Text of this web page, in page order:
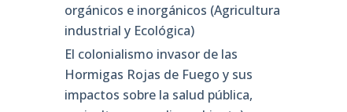
orgánicos e inorgánicos (Agricultura
industrial y Ecológica)
El colonialismo invasor de las
Hormigas Rojas de Fuego y sus
impactos sobre la salud pública,